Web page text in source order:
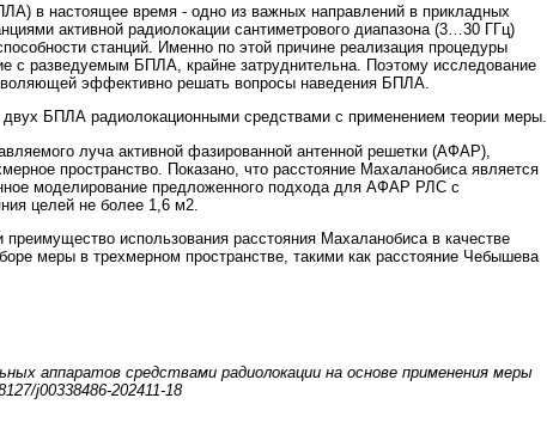
в настоящее время - одно из важных направлений в прикладных
активной радиолокации сантиметрового диапазона (3…30 ГГц)
станций. Именно по этой причине реализация процедуры
с разведуемым БПЛА, крайне затруднительна. Поэтому исследование
эффективно решать вопросы наведения БПЛА.
БПЛА радиолокационными средствами с применением теории меры.
луча активной фазированной антенной решетки (АФАР),
пространство. Показано, что расстояние Махаланобиса является
моделирование предложенного подхода для АФАР РЛС с
целей не более 1,6 м2.
использования расстояния Махаланобиса в качестве
меры в трехмерном пространстве, такими как расстояние Чебышева
аппаратов средствами радиолокации на основе применения меры
j00338486-202411-18